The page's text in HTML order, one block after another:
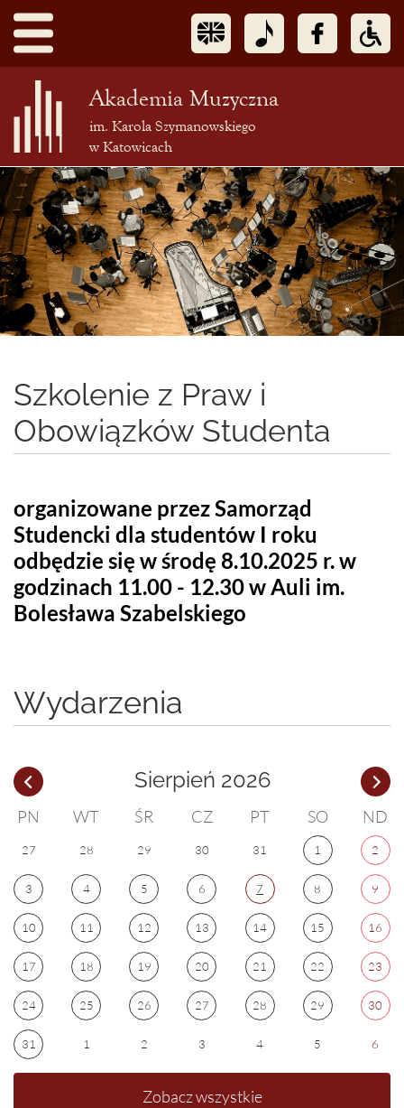
Akademia Muzyczna
im. Karola Szymanowskiego
w Katowicach
Szkolenie z Praw i
Obowiązków Studenta
organizowane przez Samorząd
Studencki dla studentów I roku
odbędzie się w środę 8.10.2025 r. w
godzinach 11.00 - 12.30 w Auli im.
Bolesława Szabelskiego
Wydarzenia
Sierpień 2026
PN WT ŚR CZ PT SO ND
27 28 29 30 31 1 2
3 4 5 6 7 8 9
10 11 12 13 14 15 16
17 18 19 20 21 22 23
24 25 26 27 28 29 30
31 1 2 3 4 5 6
Zobacz wszystkie